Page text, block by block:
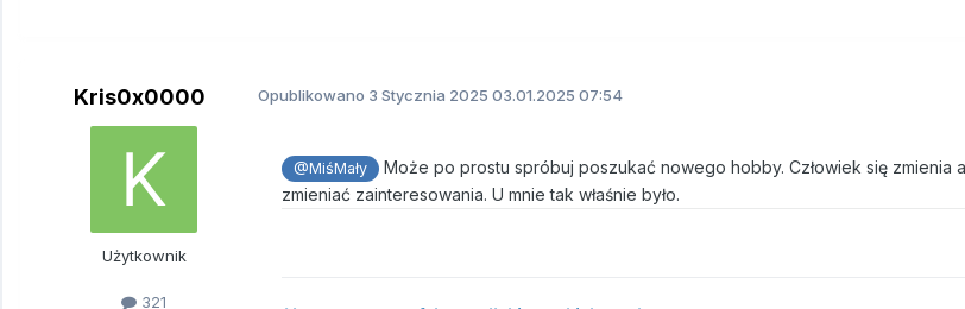
Kris0x0000
Użytkownik
321
Opublikowano 3 Stycznia 2025 03.01.2025 07:54
@MiśMały
Może po prostu spróbuj poszukać nowego hobby. Człowiek się zmienia
zmieniać zainteresowania. U mnie tak właśnie było.